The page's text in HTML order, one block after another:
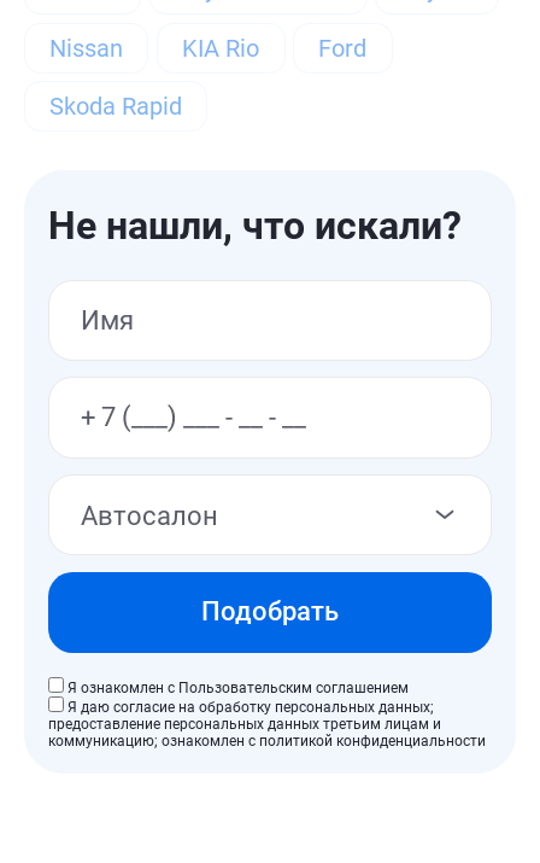
Серебряный
Тип двигателя
Тип коробки передач
АКПП
Год выпуска
2017 2018 2019 2020 2021
Nissan KIA Rio Ford
Skoda Rapid
Не нашли, что искали?
Автосалон
Подобрать
Я ознакомлен с Пользовательским соглашением
Я даю согласие на обработку персональных данных;
предоставление персональных данных третьим лицам и
коммуникацию; ознакомлен с политикой конфиденциальности